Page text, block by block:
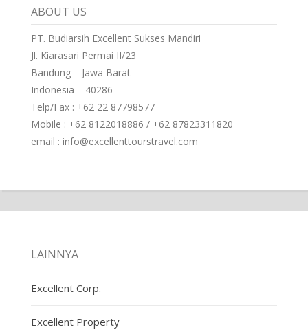
ABOUT US
PT. Budiarsih Excellent Sukses Mandiri
Jl. Kiarasari Permai II/23
Bandung – Jawa Barat
Indonesia – 40286
Telp/Fax : +62 22 87798577
Mobile : +62 8122018886 / +62 87823311820
email : info@excellenttourstravel.com
LAINNYA
Excellent Corp.
Excellent Property